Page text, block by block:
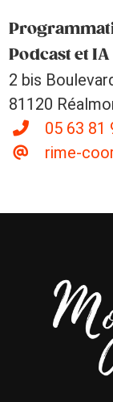
Podcast et IA
2 bis
81120
05 63 81
rime-